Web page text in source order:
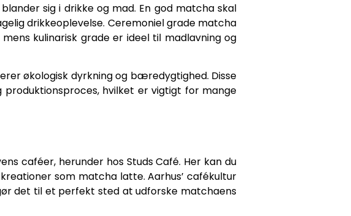
sig i drikke og mad. En god matcha skal
drikkeoplevelse. Ceremoniel grade matcha
kulinarisk grade er ideel til madlavning og
økologisk dyrkning og bæredygtighed. Disse
hvilket er vigtigt for mange
caféer, herunder hos Studs Café. Her kan du
som matcha latte. Aarhus’ cafékultur
det til et perfekt sted at udforske matchaens